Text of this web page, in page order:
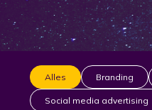
Branding
Social media advertising
Alles